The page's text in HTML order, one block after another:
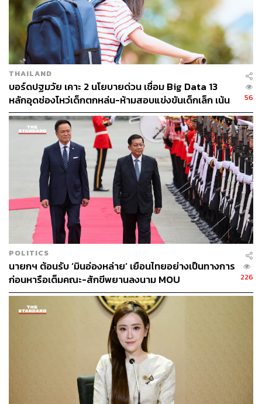
THAILAND
บอร์ดปฐมวัย เคาะ 2 นโยบายด่วน เชื่อม Big Data 13
หลักอุดช่องโหว่เด็กตกหล่น-ห้ามสอบแข่งขันเด็กเล็ก เน้น
เรียนรู้ผ่านการเล่น
56
POLITICS
นายกฯ ต้อนรับ ‘มินอ่องหล่าย’ เยือนไทยอย่างเป็นทางการ
ก่อนหารือเต็มคณะ-สักขีพยานลงนาม MOU
226